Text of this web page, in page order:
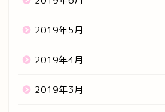
2019年5月
2019年4月
2019年3月